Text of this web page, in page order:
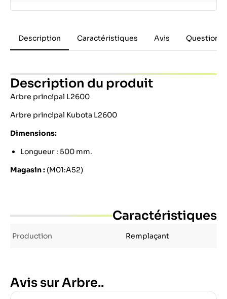
Description Caractéristiques Avis Questions
Description du produit
Arbre principal L2600
Arbre principal Kubota L2600
Dimensions:
Longueur : 500 mm.
Magasin : (M01:A52)
Caractéristiques
Production Remplaçant
Avis sur Arbre..